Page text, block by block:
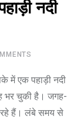
नदी
में एक पहाड़ी नदी
भर चुकी है। जगह-
हैं। लंबे समय से